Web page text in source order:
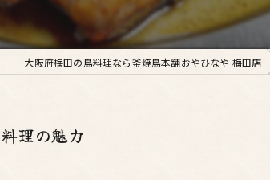
大阪府梅田の鳥料理なら釜焼鳥本舗おやひなや 梅田店
理の魅力